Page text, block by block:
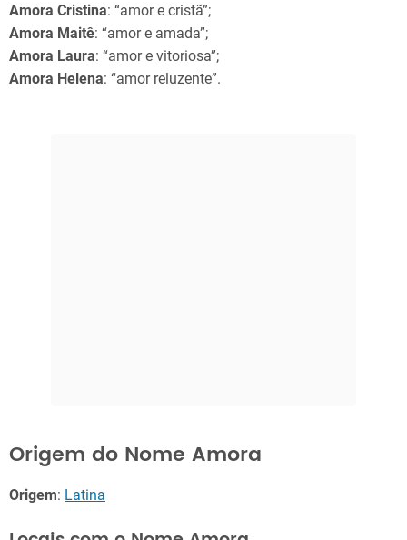
Amora Cristina: “amor e cristã”;
Amora Maitê: “amor e amada”;
Amora Laura: “amor e vitoriosa”;
Amora Helena: “amor reluzente”.
Origem do Nome Amora
Origem: Latina